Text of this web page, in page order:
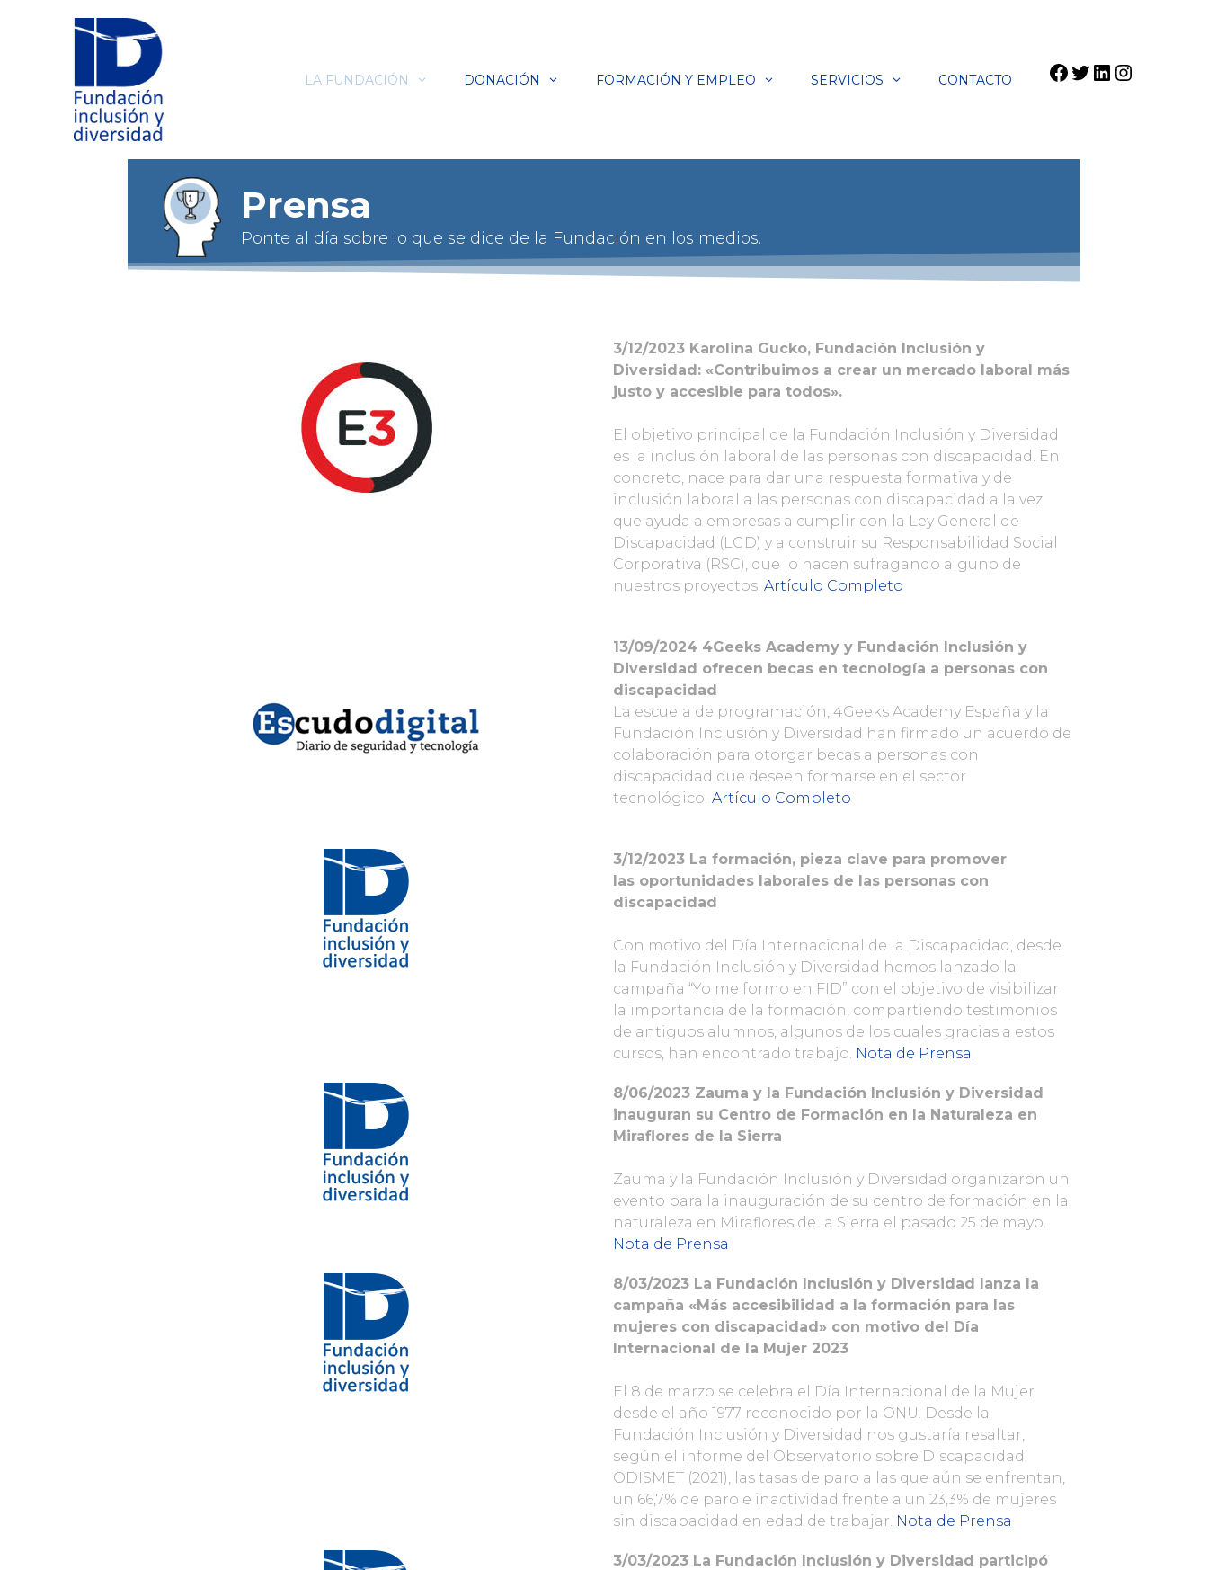
LA FUNDACIÓN DONACIÓN FORMACIÓN Y EMPLEO SERVICIOS CONTACTO
Prensa
Ponte al día sobre lo que se dice de la Fundación en los medios.
3/12/2023 Karolina Gucko, Fundación Inclusión y
Diversidad: «Contribuimos a crear un mercado laboral más
justo y accesible para todos».
El objetivo principal de la Fundación Inclusión y Diversidad
es la inclusión laboral de las personas con discapacidad. En
concreto, nace para dar una respuesta formativa y de
inclusión laboral a las personas con discapacidad a la vez
que ayuda a empresas a cumplir con la Ley General de
Discapacidad (LGD) y a construir su Responsabilidad Social
Corporativa (RSC), que lo hacen sufragando alguno de
nuestros proyectos. Artículo Completo
13/09/2024 4Geeks Academy y Fundación Inclusión y
Diversidad ofrecen becas en tecnología a personas con
discapacidad
La escuela de programación, 4Geeks Academy España y la
Fundación Inclusión y Diversidad han firmado un acuerdo de
colaboración para otorgar becas a personas con
discapacidad que deseen formarse en el sector
tecnológico. Artículo Completo
3/12/2023 La formación, pieza clave para promover
las oportunidades laborales de las personas con
discapacidad
Con motivo del Día Internacional de la Discapacidad, desde
la Fundación Inclusión y Diversidad hemos lanzado la
campaña “Yo me formo en FID” con el objetivo de visibilizar
la importancia de la formación, compartiendo testimonios
de antiguos alumnos, algunos de los cuales gracias a estos
cursos, han encontrado trabajo. Nota de Prensa.
8/06/2023 Zauma y la Fundación Inclusión y Diversidad
inauguran su Centro de Formación en la Naturaleza en
Miraflores de la Sierra
Zauma y la Fundación Inclusión y Diversidad organizaron un
evento para la inauguración de su centro de formación en la
naturaleza en Miraflores de la Sierra el pasado 25 de mayo.
Nota de Prensa
8/03/2023 La Fundación Inclusión y Diversidad lanza la
campaña «Más accesibilidad a la formación para las
mujeres con discapacidad» con motivo del Día
Internacional de la Mujer 2023
El 8 de marzo se celebra el Día Internacional de la Mujer
desde el año 1977 reconocido por la ONU. Desde la
Fundación Inclusión y Diversidad nos gustaría resaltar,
según el informe del Observatorio sobre Discapacidad
ODISMET (2021), las tasas de paro a las que aún se enfrentan,
un 66,7% de paro e inactividad frente a un 23,3% de mujeres
sin discapacidad en edad de trabajar. Nota de Prensa
3/03/2023 La Fundación Inclusión y Diversidad participó